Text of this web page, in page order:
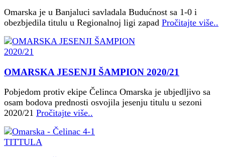
Omarska je u Banjaluci savladala Budućnost sa 1-0 i
obezbjedila titulu u Regionalnoj ligi zapad Pročitajte više..
OMARSKA JESENJI ŠAMPION 2020/21
Pobjedom protiv ekipe Čelinca Omarska je ubjedljivo sa
osam bodova prednosti osvojila jesenju titulu u sezoni
2020/21 Pročitajte više..